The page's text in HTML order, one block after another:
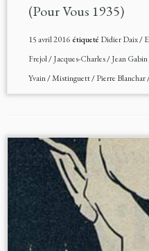
(Pour Vous 1935)
15 avril 2016étiqueté Didier Daix/
Frejol/Jacques-Charles/Jean Gabin
Yvain/Mistinguett/Pierre Blanchar